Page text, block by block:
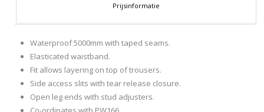
Prijsinformatie
Waterproof 5000mm with taped seams.
Elasticated waistband.
Fit allows layering on top of trousers.
Side access slits with tear release closure.
Open leg ends with stud adjusters.